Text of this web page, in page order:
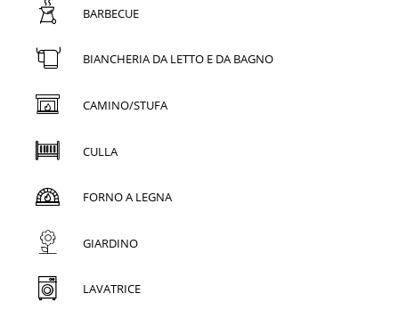
BARBECUE
BIANCHERIA DA LETTO E DA BAGNO
CAMINO/STUFA
CULLA
FORNO A LEGNA
GIARDINO
LAVATRICE